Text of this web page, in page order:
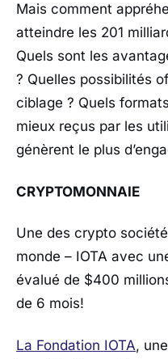
Mais comment
atteindre les 201
Quels sont les
? Quelles possibilités
ciblage ? Quels
mieux reçus par les
génèrent le plus
CRYPTOMONNAIE
Une des crypto
monde – IOTA avec
évalué de $400
de 6 mois!
La Fondation IOTA,